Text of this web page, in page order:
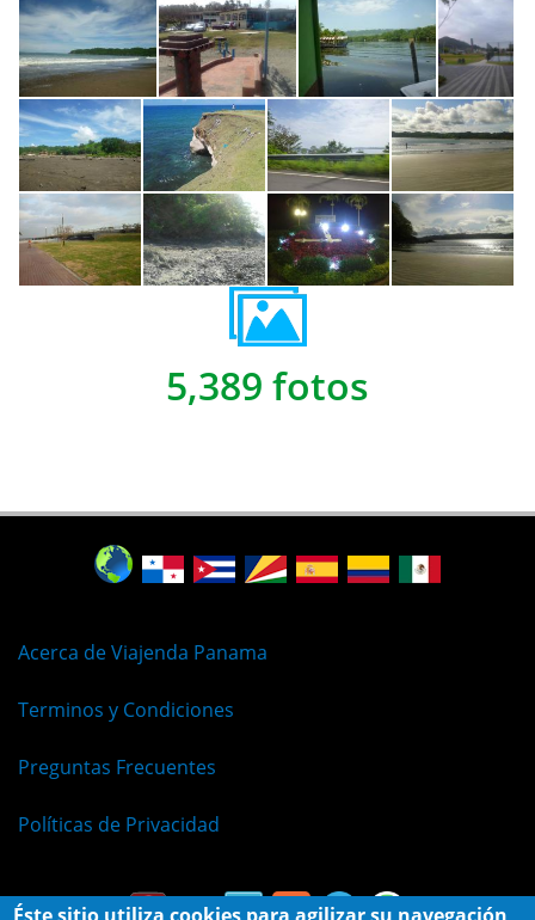
5,389 fotos
Acerca de Viajenda Panama
Terminos y Condiciones
Preguntas Frecuentes
Políticas de Privacidad